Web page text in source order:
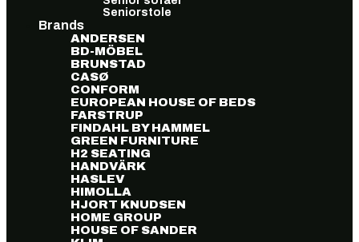
Seniorstole
Brands
ANDERSEN
BD-MÖBEL
BRUNSTAD
CASØ
CONFORM
EUROPEAN HOUSE OF BEDS
FARSTRUP
FINDAHL BY HAMMEL
GREEN FURNITURE
H2 SEATING
HANDVÄRK
HASLEV
HIMOLLA
HJORT KNUDSEN
HOME GROUP
HOUSE OF SANDER